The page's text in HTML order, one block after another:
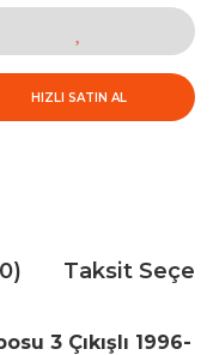
HIZLI SATIN AL
Taksit
3 Çıkışlı 1996-